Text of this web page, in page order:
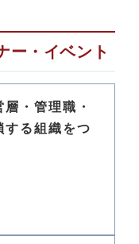
ー・イベント
・管理職・
する組織をつ